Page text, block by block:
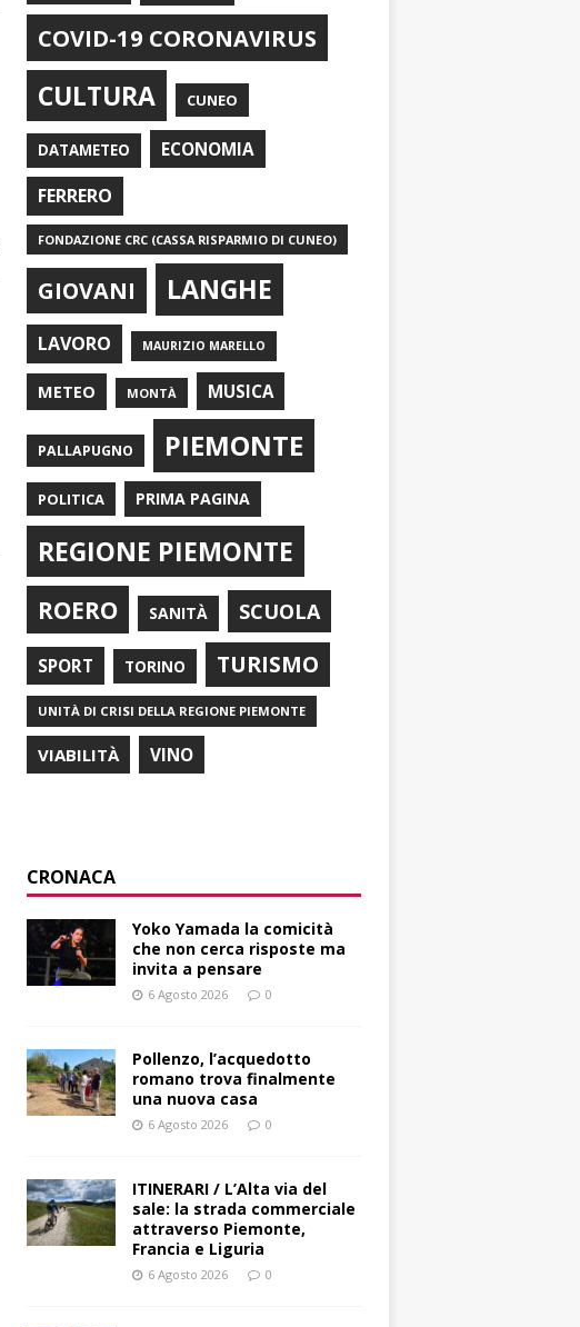
COVID-19 CORONAVIRUS
CULTURA CUNEO
DATAMETEO ECONOMIA
FERRERO
FONDAZIONE CRC (CASSA RISPARMIO DI CUNEO)
GIOVANI LANGHE
LAVORO MAURIZIO MARELLO
METEO MONTÀ MUSICA
PALLAPUGNO PIEMONTE
POLITICA PRIMA PAGINA
REGIONE PIEMONTE
ROERO SANITÀ SCUOLA
SPORT TORINO TURISMO
UNITÀ DI CRISI DELLA REGIONE PIEMONTE
VIABILITÀ VINO
CRONACA
Yoko Yamada la comicità
che non cerca risposte ma
invita a pensare
6 Agosto 2026 0
Pollenzo, l’acquedotto
romano trova finalmente
una nuova casa
6 Agosto 2026 0
ITINERARI / L’Alta via del
sale: la strada commerciale
attraverso Piemonte,
Francia e Liguria
6 Agosto 2026 0